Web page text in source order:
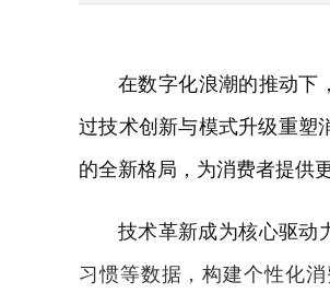
在数字化浪潮的推动下
过技术创新与模式升级重塑
的全新格局，为消费者提供
技术革新成为核心驱动
习惯等数据，构建个性化